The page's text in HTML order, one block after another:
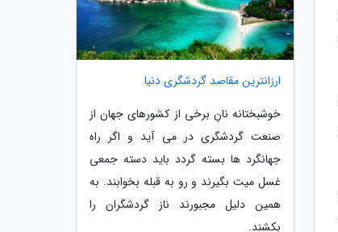
ارزانترین مقاصد گردشگری دنیا
خوشبختانه نانِ برخی از کشورهای جهان از
صنعت گردشگری در می آید و اگر راه
جهانگرد ها بسته گردد باید دسته جمعی
غسل میت بگیرند و رو به قبله بخوابند. به
همین دلیل مجبورند ناز گردشگران را
بکشند.